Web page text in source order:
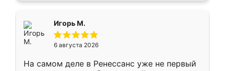
Игорь М.
6 августа 2026
На самом деле в Ренессанс уже не первый